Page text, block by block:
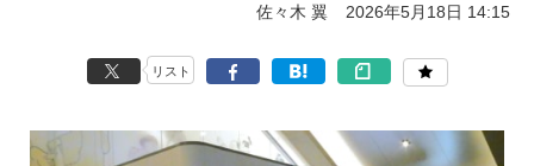
佐々木 翼 2026年5月18日 14:15
リスト